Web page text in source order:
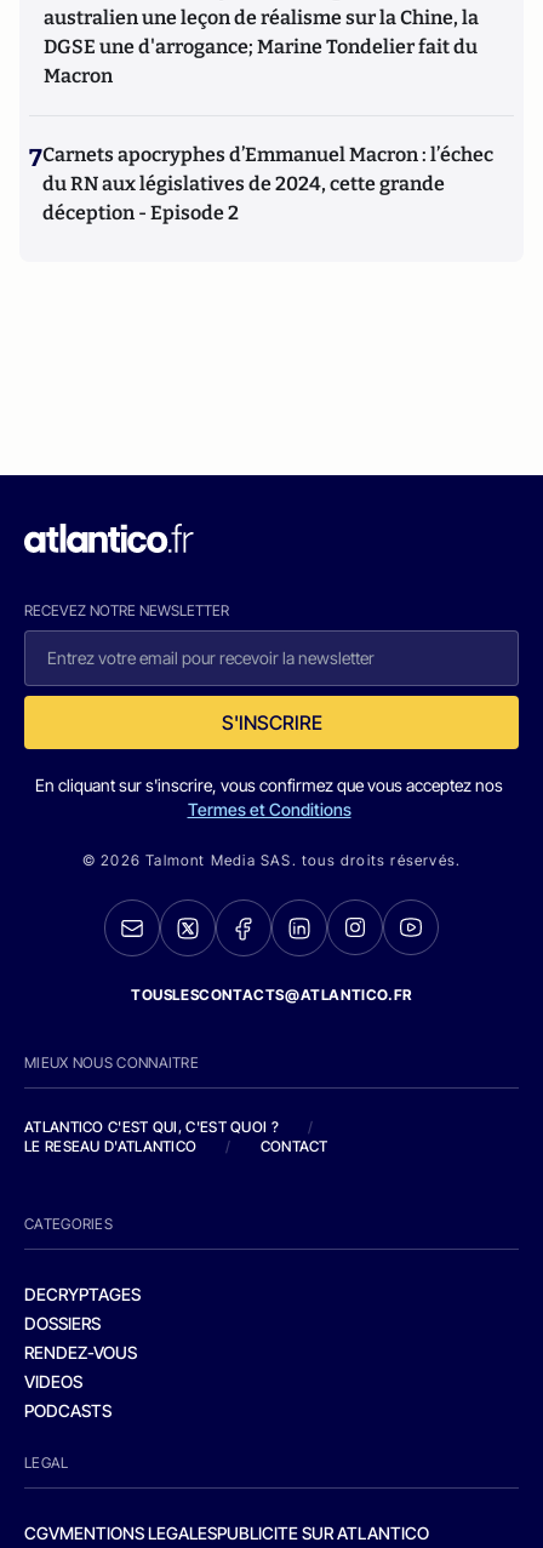
australien une leçon de réalisme sur la Chine, la
DGSE une d'arrogance; Marine Tondelier fait du
Macron
7Carnets apocryphes d’Emmanuel Macron : l’échec
du RN aux législatives de 2024, cette grande
déception - Episode 2
RECEVEZ NOTRE NEWSLETTER
S'INSCRIRE
En cliquant sur s'inscrire, vous confirmez que vous acceptez nos
Termes et Conditions
© 2026 Talmont Media SAS. tous droits réservés.
TOUSLESCONTACTS@ATLANTICO.FR
MIEUX NOUS CONNAITRE
ATLANTICO C'EST QUI, C'EST QUOI ?
/
LE RESEAU D'ATLANTICO
/ CONTACT
CATEGORIES
DECRYPTAGES
DOSSIERS
RENDEZ-VOUS
VIDEOS
PODCASTS
LEGAL
CGVMENTIONS LEGALESPUBLICITE SUR ATLANTICO